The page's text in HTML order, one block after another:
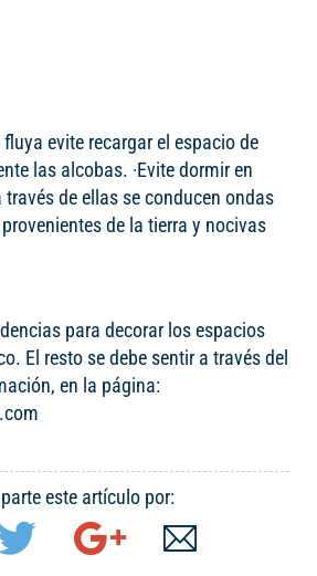
evite recargar el espacio de
las alcobas. ·Evite dormir en
de ellas se conducen ondas
de la tierra y nocivas
para decorar los espacios
El resto se debe sentir a través del
en la página:
este artículo por: